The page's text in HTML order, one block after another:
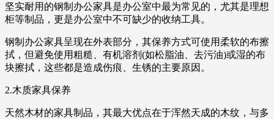
坚实耐用的钢制办公家具是办公室中最为常见的，尤其是理想
柜等制品，更是办公室中不可缺少的收纳工具。
钢制办公家具呈现在外表部分，其保养方式可使用柔软的布擦
拭，但避免使用粗糙、有机溶剂(如松脂油、去污油)或湿的布
块擦拭，这些都是造成伤痕、生锈的主要原因。
2.木质家具保养
天然木材的家具制品，其最大优点在于浑然天成的木纹，与多